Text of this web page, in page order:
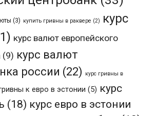
(3) купить гривны в раквере (2)
курс
курс валют европейского
(9) курс валют
россии (22) курс гривны в
к евро в эстонии (5) курс
(18) курс евро в эстонии